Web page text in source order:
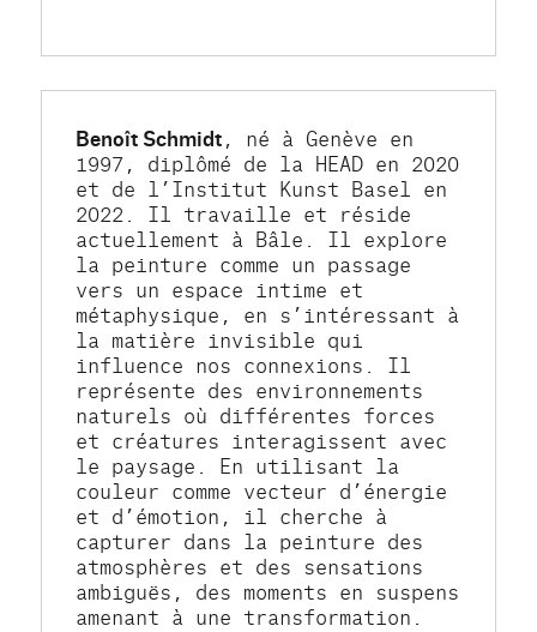
Benoît Schmidt, né à Genève en
1997, diplômé de la HEAD en 2020
et de l’Institut Kunst Basel en
2022. Il travaille et réside
actuellement à Bâle. Il explore
la peinture comme un passage
vers un espace intime et
métaphysique, en s’intéressant à
la matière invisible qui
influence nos connexions. Il
représente des environnements
naturels où différentes forces
et créatures interagissent avec
le paysage. En utilisant la
couleur comme vecteur d’énergie
et d’émotion, il cherche à
capturer dans la peinture des
atmosphères et des sensations
ambiguës, des moments en suspens
amenant à une transformation.